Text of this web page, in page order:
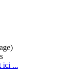
ici ...